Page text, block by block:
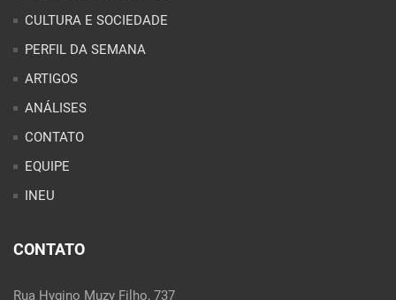
CULTURA E SOCIEDADE
PERFIL DA SEMANA
ARTIGOS
ANÁLISES
CONTATO
EQUIPE
INEU
CONTATO
Rua Hygino Muzy Filho, 737